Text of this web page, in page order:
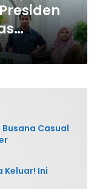
Casual
Keluar! Ini